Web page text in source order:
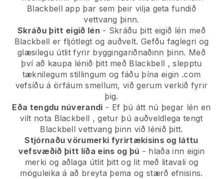
Blackbell app þar sem þeir vilja geta fundið
vettvang þinn.
Skráðu þitt eigið lén - Skráðu þitt eigið lén með
Blackbell er fljótlegt og auðvelt. Gefðu faglegri og
glæsilegu útlit fyrir byggingariðnaðinn þinn. Með
því að kaupa lénið þitt með Blackbell , slepptu
tæknilegum stillingum og fáðu þína eigin .com
vefsíðu á örfáum smellum, við gerum verkið fyrir
þig.
Eða tengdu núverandi - Ef þú átt nú þegar lén en
vilt nota Blackbell , getur þú auðveldlega tengt
Blackbell vettvang þinn við lénið þitt.
Stjórnaðu vörumerki fyrirtækisins og láttu
vefsvæðið þitt líða eins og þú - hlaða inn eigin
merki og aðlaga útlit þitt og lit með litavali og
möguleika á að breyta þema og stærð efnisins.